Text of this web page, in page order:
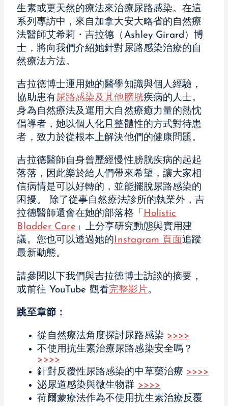
生素或更天然的療法來治療尿路感染。在這
系列專訪中，來自加拿大安大略省的自然療
法醫師艾希莉・吉拉德（Ashley Girard）博
士，將向我們介紹她針對尿路感染治療的自
然療法方法。
吉拉德博士運用她的醫學知識與個人經驗，
協助患有 尿路感染及其他膀胱疾病的人士。
身為自然療法及運用大自然療癒力量的熱忱
倡導者，她以個人化且整體性的方式對待患
者，致力於從根本上解決他們的健康問題。
吉拉德醫師自身曾歷經慢性膀胱疾病的起起
落落，因此樂於給人們帶來希望，讓大家相
信病情是可以好轉的，並能擺脫尿路感染的
困擾。 除了從事自然療法診所的執業外，吉
拉德醫師還會在她的部落格「 Holistic
Bladder Care 」上分享研究動態與實用建
議。您也可以透過她的 Instagram 頁面追蹤
最新動態。
請參閱以下我們與吉拉德博士訪談的摘要，
或前往 YouTube 觀看完整影片。
跳至章節：
從自然療法角度探討尿路感染 >>>>
不使用抗生素治療尿路感染安全嗎？
>>>>
針對反覆性尿路感染的中草藥治療 >>>>
泌尿道感染與微生物群 >>>>
荷爾蒙療法作為不使用抗生素治療反覆